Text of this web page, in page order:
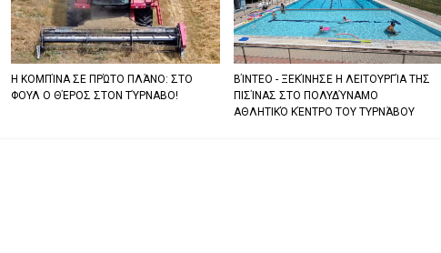
Η ΚΟΜΠΊΝΑ ΣΕ ΠΡΏΤΟ ΠΛΆΝΟ: ΣΤΟ
ΦΟΥΛ Ο ΘΈΡΟΣ ΣΤΟΝ ΤΎΡΝΑΒΟ!
ΒΊΝΤΕΟ - ΞΕΚΊΝΗΣΕ Η ΛΕΙΤΟΥΡΓΊΑ ΤΗΣ
ΠΙΣΊΝΑΣ ΣΤΟ ΠΟΛΥΔΎΝΑΜΟ
ΑΘΛΗΤΙΚΌ ΚΈΝΤΡΟ ΤΟΥ ΤΥΡΝΆΒΟΥ